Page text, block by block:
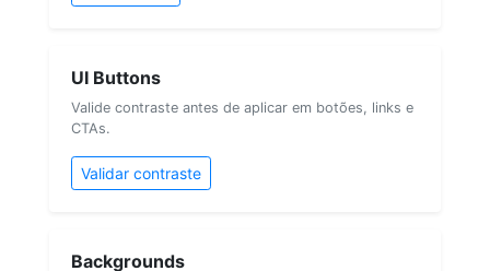
UI Buttons
Valide contraste antes de aplicar em botões, links e
CTAs.
Validar contraste
Backgrounds